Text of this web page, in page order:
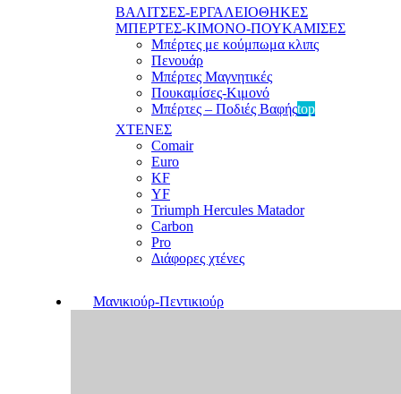
ΒΑΛΙΤΣΕΣ-ΕΡΓΑΛΕΙΟΘΗΚΕΣ
ΜΠΕΡΤΕΣ-ΚΙΜΟΝΟ-ΠΟΥΚΑΜΙΣΕΣ
Μπέρτες με κούμπωμα κλιπς
Πενουάρ
Μπέρτες Μαγνητικές
Πουκαμίσες-Κιμονό
Μπέρτες – Ποδιές Βαφήςtop
ΧΤΕΝΕΣ
Comair
Euro
KF
YF
Triumph Hercules Matador
Carbon
Pro
Διάφορες χτένες
Μανικιούρ-Πεντικιούρ